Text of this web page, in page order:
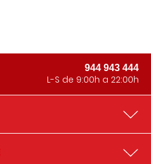
944 943 444
L-S de 9:00h a 22:00h